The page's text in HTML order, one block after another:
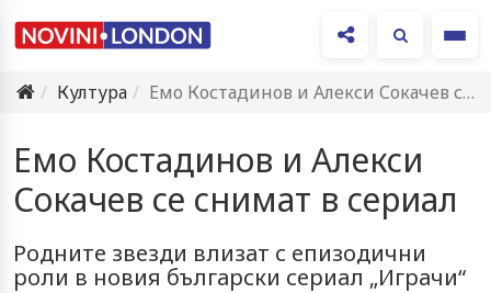
Култура
Емо Костадинов и Алекси Сокачев се снимат в сериал
Емо Костадинов и Алекси
Сокачев се снимат в сериал
Родните звезди влизат с епизодични
роли в новия български сериал „Играчи“